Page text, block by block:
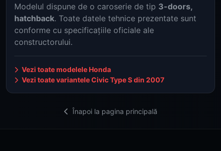
Modelul dispune de o caroserie de tip 3-doors,
hatchback. Toate datele tehnice prezentate sunt
conforme cu specificațiile oficiale ale
constructorului.
Vezi toate modelele Honda
Vezi toate variantele Civic Type S din 2007
Înapoi la pagina principală